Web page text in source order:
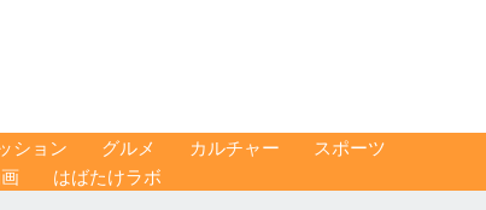
ション グルメ カルチャー
スポーツ
はばたけラボ